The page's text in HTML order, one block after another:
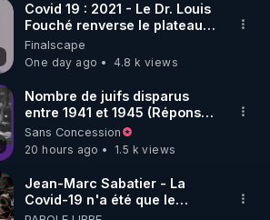
SUR ODYSEE
Youtube sont aussi sur la
PRÉSENTIEL
Covid 19 : 2021 - Le Dr. Louis
Fouché renverse le plateau
de CNews !
Finalscape
One day ago
4.8 k views
Nombre de juifs disparus
entre 1941 et 1945 (Réponse
à mes accusateurs)
Sans Concession
20 hours ago
1.5 k views
Jean-Marc Sabatier - La
Covid-19 n'a été que le
début - L'ARNm & l'ARNm-aa